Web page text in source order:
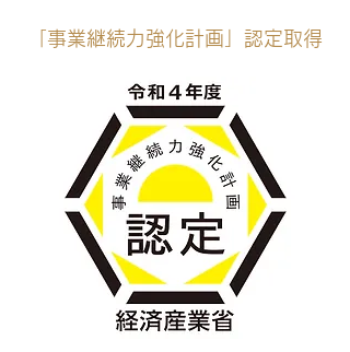
「事業継続力強化計画」認定取得